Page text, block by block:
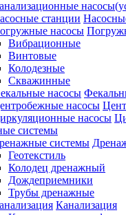
Вибрационные
Винтовые
Колодезные
Скважинные
системы
Геотекстиль
Колодец дренажный
Дождеприемники
Трубы дренажные
Канализация